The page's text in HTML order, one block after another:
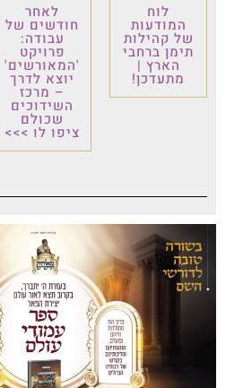
לוח
המודעות
של קהילות
תימן ברחבי
הארץ |
מתעדכן!
לאחר
חודשים של
עבודה:
פרויקט
'המאורשים'
יוצא לדרך
– מרכז
השידוכים
שכולם
ציפו לו >>>